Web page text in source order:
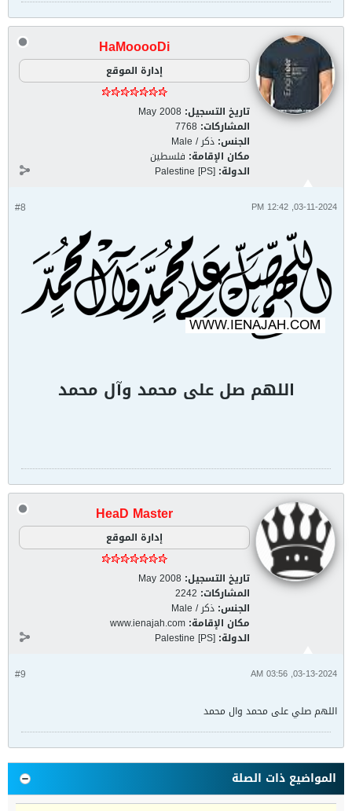
HaMooooDi
إدارة الموقع
تاريخ التسجيل: May 2008
المشاركات: 7768
الجنس: ذكر / Male
مكان الإقامة: فلسطين
الدولة: Palestine [PS]
#8 03-11-2024, 12:42 PM
اللهم صل على محمد وآل محمد
HeaD Master
إدارة الموقع
تاريخ التسجيل: May 2008
المشاركات: 2242
الجنس: ذكر / Male
مكان الإقامة: www.ienajah.com
الدولة: Palestine [PS]
#9 03-13-2024, 03:56 AM
اللهم صلي على محمد وال محمد
المواضيع ذات الصلة